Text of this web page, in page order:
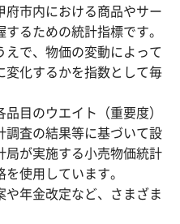
市内における商品やサー
るための統計指標です。
で、物価の変動によって
化するかを指数として毎
目のウエイト（重要度）
査の結果等に基づいて設
が実施する小売物価統計
使用しています。
年金改定など、さまざま